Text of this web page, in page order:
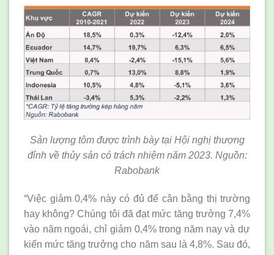
Sản lượng tôm được trình bày tại Hội nghị thượng
đỉnh về thủy sản có trách nhiệm năm 2023. Nguồn:
Rabobank
“Việc giảm 0,4% này có đủ để cân bằng thị trường
hay không? Chúng tôi đã đạt mức tăng trưởng 7,4%
vào năm ngoái, chỉ giảm 0,4% trong năm nay và dự
kiến mức tăng trưởng cho năm sau là 4,8%. Sau đó,